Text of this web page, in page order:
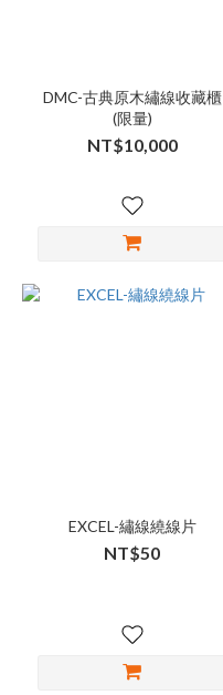
DMC-古典原木繡線收藏櫃
(限量)
NT$10,000
EXCEL-繡線繞線片
NT$50